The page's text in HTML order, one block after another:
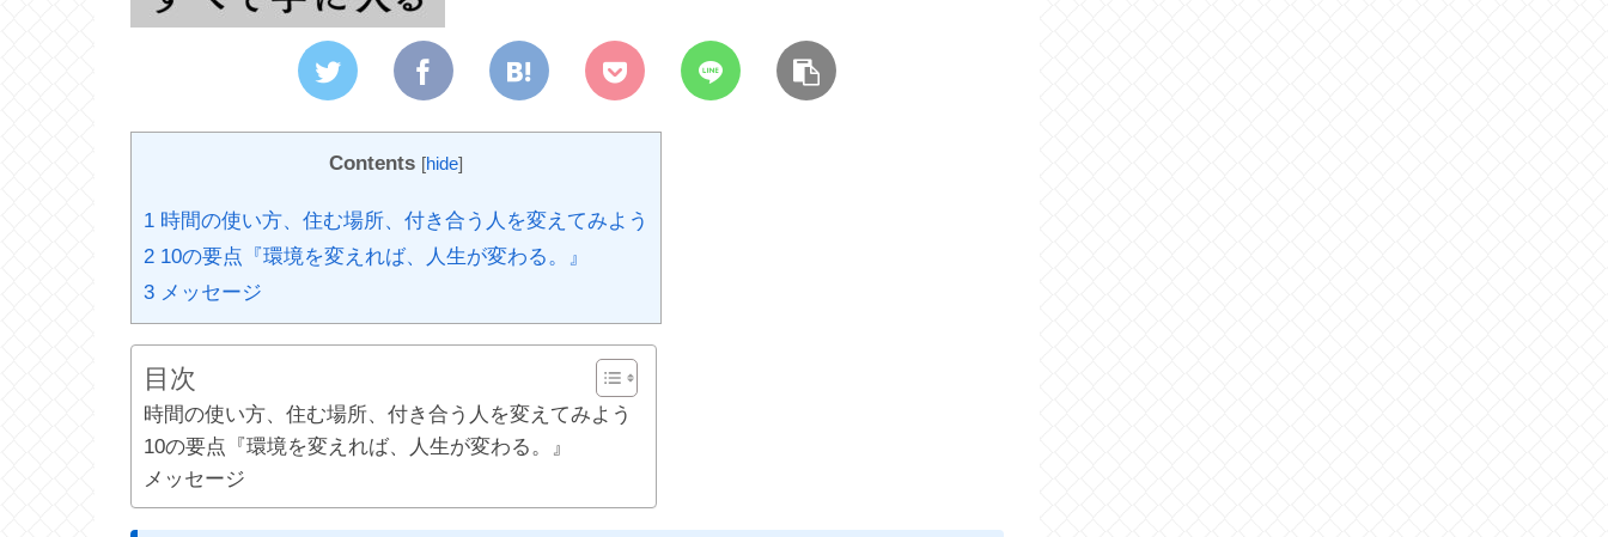
Contents [hide]
1 時間の使い方、住む場所、付き合う人を変えてみよう
2 10の要点『環境を変えれば、人生が変わる。』
3 メッセージ
目次
時間の使い方、住む場所、付き合う人を変えてみよう
10の要点『環境を変えれば、人生が変わる。』
メッセージ